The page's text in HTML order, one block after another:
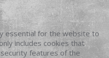
essential for the website to
includes cookies that
features of the